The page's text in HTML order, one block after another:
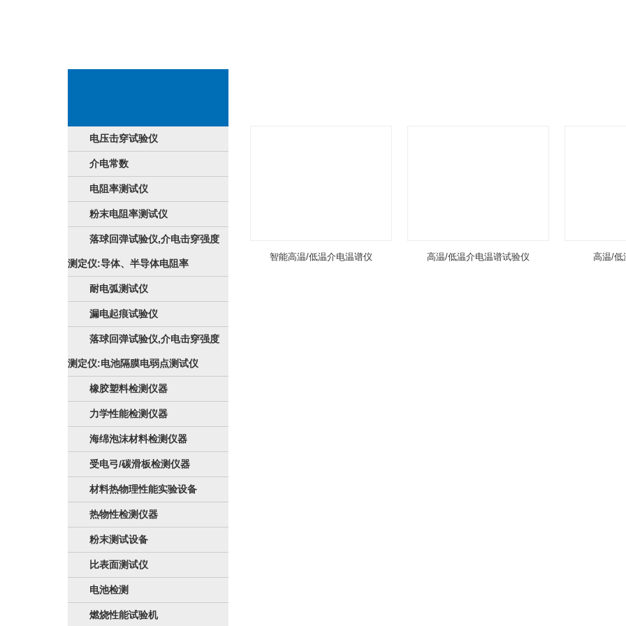
电压击穿试验仪
介电常数
电阻率测试仪
粉末电阻率测试仪
落球回弹试验仪,介电击穿强度
测定仪:导体、半导体电阻率
耐电弧测试仪
漏电起痕试验仪
落球回弹试验仪,介电击穿强度
测定仪:电池隔膜电弱点测试仪
橡胶塑料检测仪器
力学性能检测仪器
海绵泡沫材料检测仪器
受电弓/碳滑板检测仪器
材料热物理性能实验设备
热物性检测仪器
粉末测试设备
比表面测试仪
电池检测
燃烧性能试验机
智能高温/低温介电温谱仪 高温/低温介电温谱试验仪 高温/低